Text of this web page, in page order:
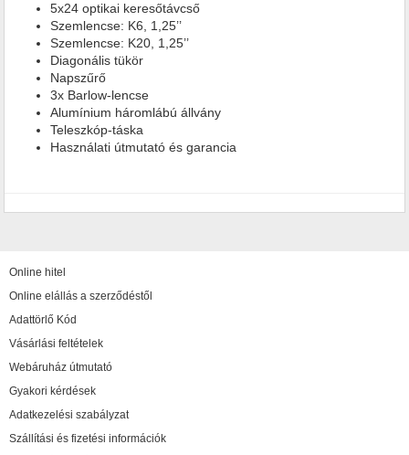
5x24 optikai keresőtávcső
Szemlencse: K6, 1,25’’
Szemlencse: K20, 1,25’’
Diagonális tükör
Napszűrő
3x Barlow-lencse
Alumínium háromlábú állvány
Teleszkóp-táska
Használati útmutató és garancia
Online hitel
Online elállás a szerződéstől
Adattörlő Kód
Vásárlási feltételek
Webáruház útmutató
Gyakori kérdések
Adatkezelési szabályzat
Szállítási és fizetési információk